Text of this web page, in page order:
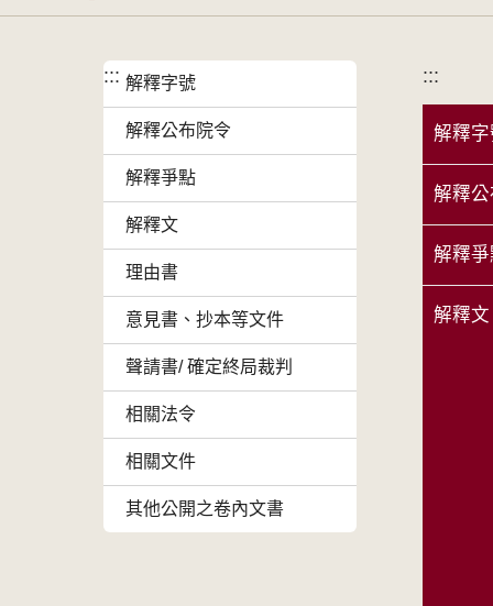
::: 解釋字號
解釋公布院令
解釋爭點
解釋文
理由書
意見書、抄本等文件
聲請書/ 確定終局裁判
相關法令
相關文件
其他公開之卷內文書
:::
解釋
解釋
解釋
解釋文